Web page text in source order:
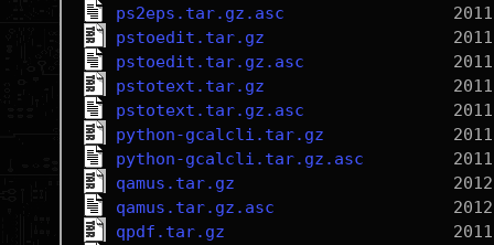
ps2eps.tar.gz.asc
pstoedit.tar.gz
pstoedit.tar.gz.asc
pstotext.tar.gz
pstotext.tar.gz.asc
python-gcalcli.tar.gz
python-gcalcli.tar.gz.asc
qamus.tar.gz
qamus.tar.gz.asc
qpdf.tar.gz